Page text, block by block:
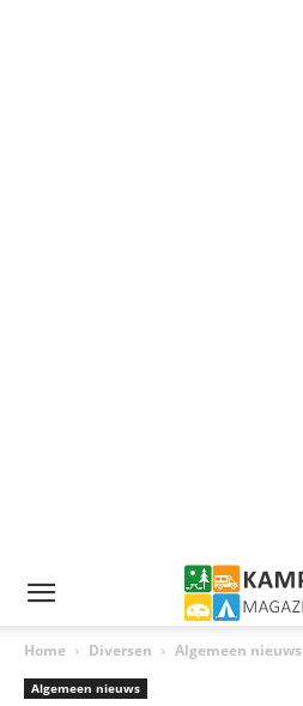
Home Diversen Algemeen nieuws
Algemeen nieuws